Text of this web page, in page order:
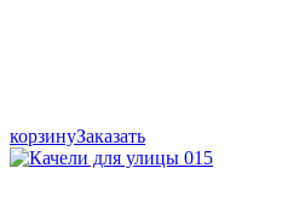
корзинуЗаказать